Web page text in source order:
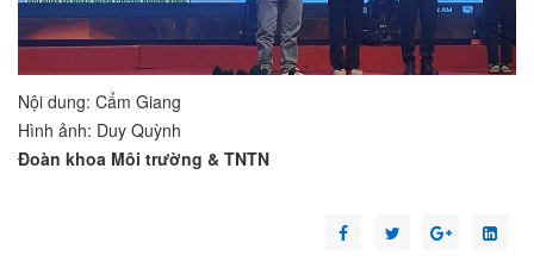
Nội dung: Cẩm Giang
Hình ảnh: Duy Quỳnh
Đoàn khoa Môi trường & TNTN